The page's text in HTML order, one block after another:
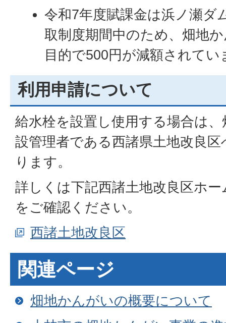
令和7年度賦課金は浜ノ瀬ダ
取制度期間中のため、畑地
目的で500円が減額されてい
利用申請について
給水栓を設置し使用する場合は
設管理者である西諸県土地改良
ります。
詳しくは下記西諸土地改良区ホ
をご確認ください。
西諸土地改良区
関連ページ
畑地かんがいの概要について